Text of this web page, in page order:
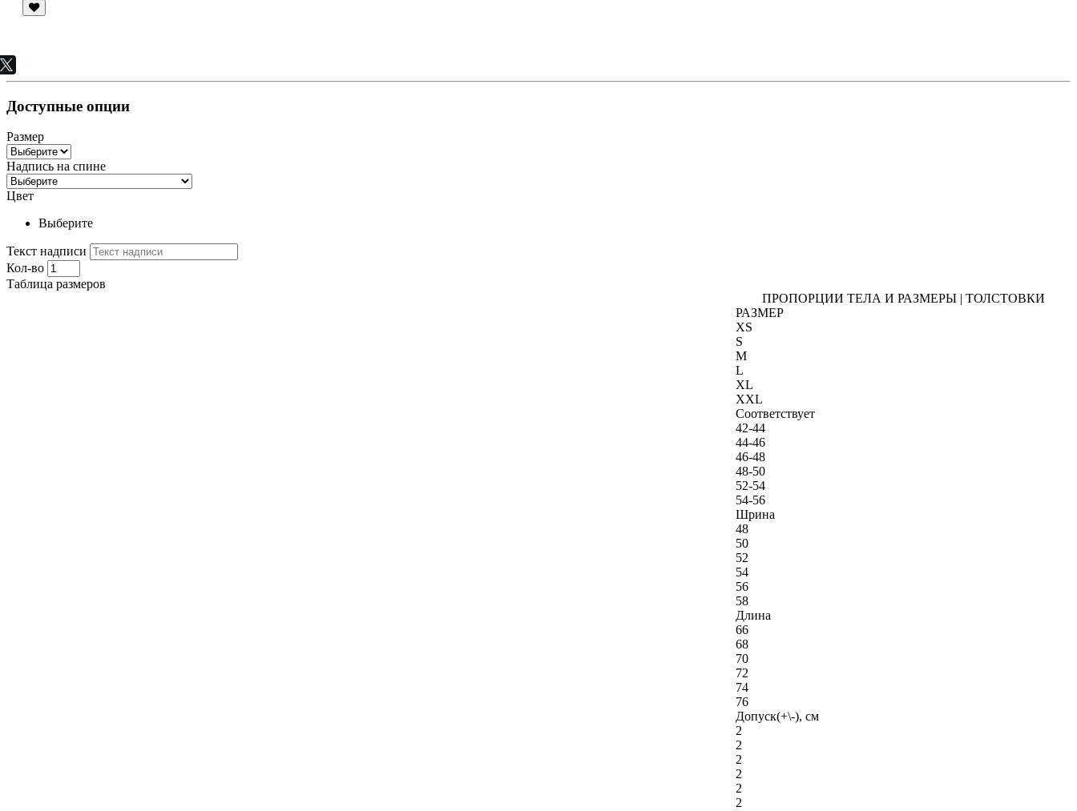
Доступные опции
Размер
Надпись на спине
Цвет
Выберите
Текст надписи
Кол-во
Таблица размеров
ПРОПОРЦИИ ТЕЛА И РАЗМЕРЫ | ТОЛСТОВКИ
РАЗМЕР
XS
S
M
L
XL
XXL
Соответствует
42-44
44-46
46-48
48-50
52-54
54-56
Шрина
48
50
52
54
56
58
Длина
66
68
70
72
74
76
Допуск(+\-), см
2
2
2
2
2
2